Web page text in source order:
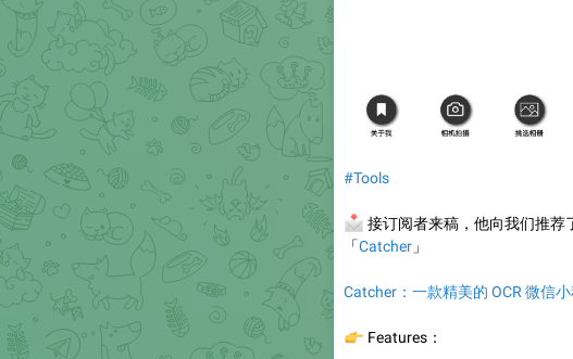
#Tools
📩接订阅者来稿，他向我们推荐
「Catcher 」
Catcher：一款精美的 OCR 微信
👉Features：